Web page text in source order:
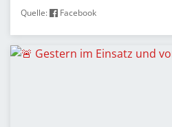
Quelle: Facebook